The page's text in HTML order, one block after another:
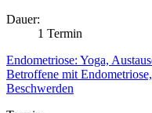
Dauer:
1 Termin
Endometriose: Yoga,
Betroffene mit
Beschwerden